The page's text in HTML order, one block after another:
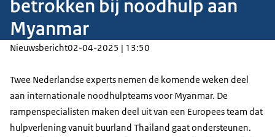
betrokken bij noodhulp aan
Myanmar
Nieuwsbericht02-04-2025 | 13:50
Twee Nederlandse experts nemen de komende weken deel
aan internationale noodhulpteams voor Myanmar. De
rampenspecialisten maken deel uit van een Europees team dat
hulpverlening vanuit buurland Thailand gaat ondersteunen.